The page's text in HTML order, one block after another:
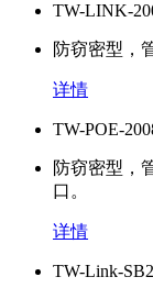
TW-LINK-
防窃密型，
详情
TW-POE-
防窃密型，
口。
详情
TW-Link-